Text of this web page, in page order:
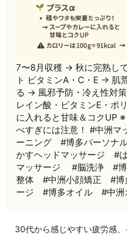
7〜8月収穫 → 秋に完熟し
ト ビタミンA・C・E → 肌
る → 風邪予防・冷え性
レイン酸・ビタミンE・ポ
に入れると甘味＆コクUP
べすぎには注意！ #中洲マ
ーニング #博多パーソナ
かすヘッドマッサージ #
マッサージ #脳洗浄 #博
整体 #中洲小顔矯正 #博
ージ #博多オイル #中洲
30代から感じやすい疲労感